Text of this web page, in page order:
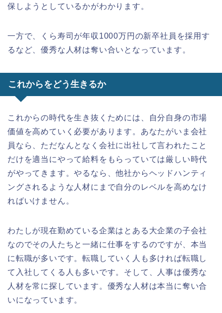
保しようとしているかがわかります。
一方で、くら寿司が年収1000万円の新卒社員を採用す
るなど、優秀な人材は奪い合いとなっています。
これからをどう生きるか
これからの時代を生き抜くためには、自分自身の市場
価値を高めていく必要があります。あなたがいま会社
員なら、ただなんとなく会社に出社して言われたこと
だけを適当にやって給料をもらっていては厳しい時代
がやってきます。やるなら、他社からヘッドハンティ
ングされるような人材にまで自分のレベルを高めなけ
ればいけません。
わたしが現在勤めている企業はとある大企業の子会社
なのでその人たちと一緒に仕事をするのですが、本当
に転職が多いです。転職していく人も多ければ転職し
て入社してくる人も多いです。そして、人事は優秀な
人材を常に探しています。優秀な人材は本当に奪い合
いになっています。